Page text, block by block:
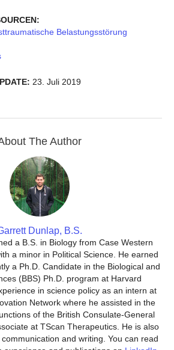
Belastungsstörung
23. Juli 2019
The Author
Dunlap, B.S.
a B.S. in Biology from Case Western
a minor in Political Science. He earned
a Ph.D. Candidate in the Biological and
(BBS) Ph.D. program at Harvard
in science policy as an intern at
Network where he assisted in the
of the British Consulate-General
at TScan Therapeutics. He is also
and writing. You can read